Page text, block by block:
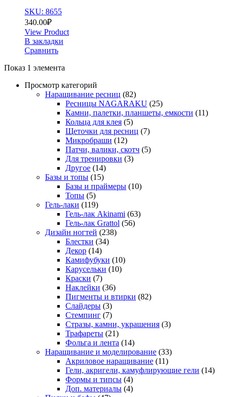
SKU: 8655
340.00₽
View Product
В закладки
Сравнить
Показ 1 элемента
Просмотр категорий
Наращивание ресниц (82)
Ресницы NAGARAKU (25)
Камни, палетки, планшеты, емкости (11)
Кольца для клея (5)
Щеточки для ресниц (7)
Микробраши (12)
Патчи, валики, скотч (5)
Для тренировки (3)
Другое (14)
Базы и топы (15)
Базы и праймеры (10)
Топы (5)
Гель-лаки (119)
Гель-лак Akinami (63)
Гель-лак Grattol (56)
Дизайн ногтей (238)
Блестки (34)
Декор (14)
Камифубуки (10)
Карусельки (10)
Краски (7)
Наклейки (36)
Пигменты и втирки (82)
Слайдеры (3)
Стемпинг (7)
Стразы, камни, украшения (3)
Трафареты (21)
Фольга и лента (14)
Наращивание и моделирование (33)
Акриловое наращивание (11)
Гели, акригели, камуфлирующие гели (14)
Формы и типсы (4)
Доп. материалы (4)